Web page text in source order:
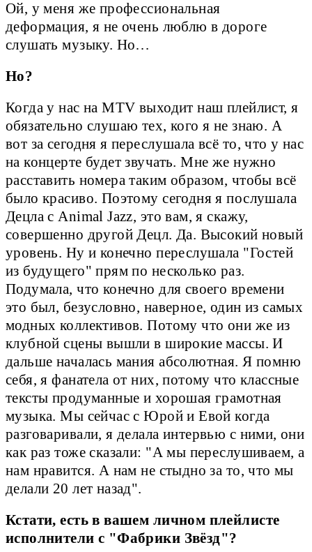
Ой, у меня же профессиональная
деформация, я не очень люблю в дороге
слушать музыку. Но…
Но?
Когда у нас на MTV выходит наш плейлист, я
обязательно слушаю тех, кого я не знаю. А
вот за сегодня я переслушала всё то, что у нас
на концерте будет звучать. Мне же нужно
расставить номера таким образом, чтобы всё
было красиво. Поэтому сегодня я послушала
Децла с Animal Jazz, это вам, я скажу,
совершенно другой Децл. Да. Высокий новый
уровень. Ну и конечно переслушала "Гостей
из будущего" прям по несколько раз.
Подумала, что конечно для своего времени
это был, безусловно, наверное, один из самых
модных коллективов. Потому что они же из
клубной сцены вышли в широкие массы. И
дальше началась мания абсолютная. Я помню
себя, я фанатела от них, потому что классные
тексты продуманные и хорошая грамотная
музыка. Мы сейчас с Юрой и Евой когда
разговаривали, я делала интервью с ними, они
как раз тоже сказали: "А мы переслушиваем, а
нам нравится. А нам не стыдно за то, что мы
делали 20 лет назад".
Кстати, есть в вашем личном плейлисте
исполнители с "Фабрики Звёзд"?